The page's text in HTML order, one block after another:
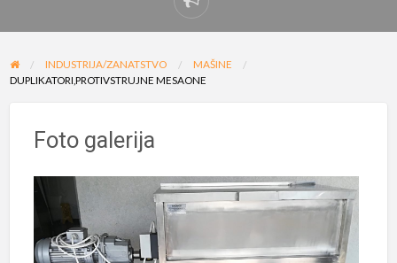
Prijavi
problem
INDUSTRIJA/ZANATSTVO
MAŠINE
DUPLIKATORI,PROTIVSTRUJNE MESAONE
Foto galerija